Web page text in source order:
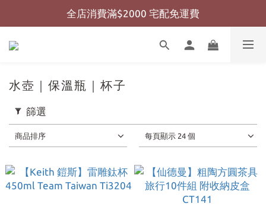
全店消費滿$999 超商免運費
全店消費滿$2000 宅配免運費
全店消費滿$999 超商免運費
水壺｜保溫瓶｜杯子
篩選
商品排序 每頁顯示 24 個